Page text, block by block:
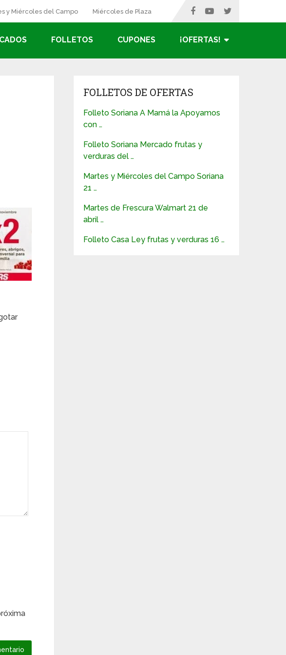
y Miércoles del Campo Miércoles de Plaza
FOLLETOS CUPONES ¡OFERTAS!
FOLLETOS DE OFERTAS
Folleto Soriana A Mamá la Apoyamos
con …
Folleto Soriana Mercado frutas y
verduras del …
Martes y Miércoles del Campo Soriana
21 …
Martes de Frescura Walmart 21 de
abril …
Folleto Casa Ley frutas y verduras 16 …